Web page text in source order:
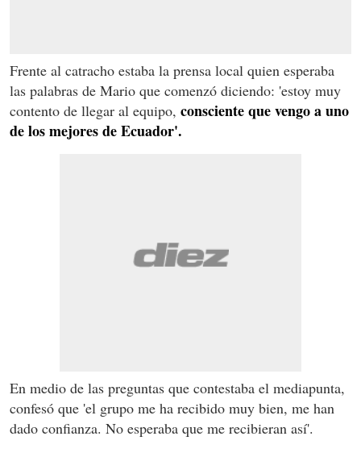
Frente al catracho estaba la prensa local quien esperaba
las palabras de Mario que comenzó diciendo: 'estoy muy
contento de llegar al equipo, consciente que vengo a uno
de los mejores de Ecuador'.
En medio de las preguntas que contestaba el mediapunta,
confesó que 'el grupo me ha recibido muy bien, me han
dado confianza. No esperaba que me recibieran así'.